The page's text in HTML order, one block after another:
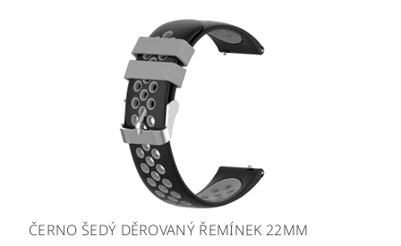
ČERNO ŠEDÝ DĚROVANÝ ŘEMÍNEK 22MM